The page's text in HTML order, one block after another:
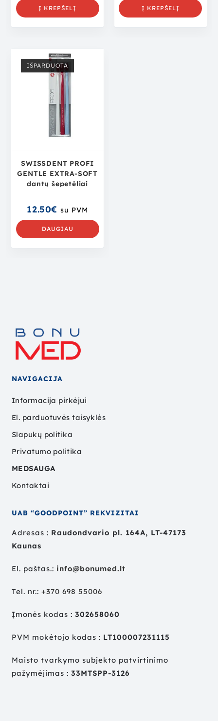
Į KREPŠELĮ Į KREPŠELĮ
IŠPARDUOTA
SWISSDENT PROFI
GENTLE EXTRA-SOFT
dantų šepetėliai
12.50€ su PVM
DAUGIAU
NAVIGACIJA
Informacija pirkėjui
El. parduotuvės taisyklės
Slapukų politika
Privatumo politika
MEDSAUGA
Kontaktai
UAB “GOODPOINT” REKVIZITAI
Adresas : Raudondvario pl. 164A, LT-47173
Kaunas
El. paštas.: info@bonumed.lt
Tel. nr.: +370 698 55006
Įmonės kodas : 302658060
PVM mokėtojo kodas : LT100007231115
Maisto tvarkymo subjekto patvirtinimo
pažymėjimas : 33MTSPP-3126